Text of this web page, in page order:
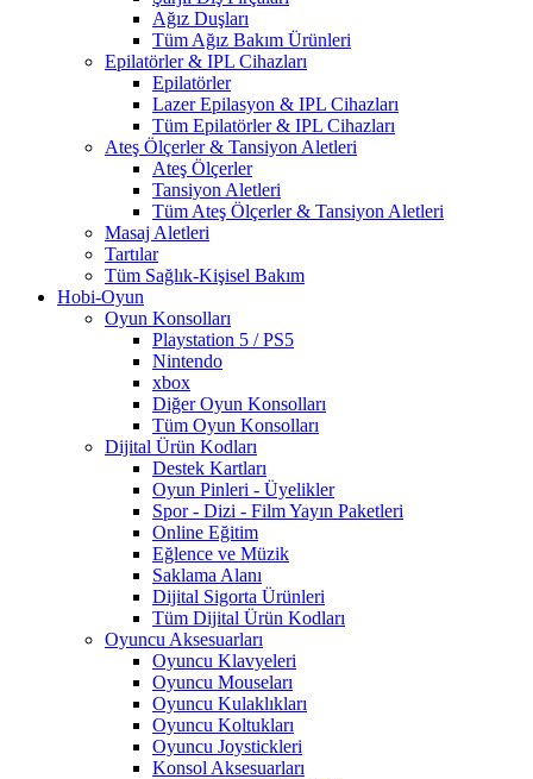
Ağız Duşları
Tüm Ağız Bakım Ürünleri
Epilatörler & IPL Cihazları
Epilatörler
Lazer Epilasyon & IPL Cihazları
Tüm Epilatörler & IPL Cihazları
Ateş Ölçerler & Tansiyon Aletleri
Ateş Ölçerler
Tansiyon Aletleri
Tüm Ateş Ölçerler & Tansiyon Aletleri
Masaj Aletleri
Tartılar
Tüm Sağlık-Kişisel Bakım
Hobi-Oyun
Oyun Konsolları
Playstation 5 / PS5
Nintendo
xbox
Diğer Oyun Konsolları
Tüm Oyun Konsolları
Dijital Ürün Kodları
Destek Kartları
Oyun Pinleri - Üyelikler
Spor - Dizi - Film Yayın Paketleri
Online Eğitim
Eğlence ve Müzik
Saklama Alanı
Dijital Sigorta Ürünleri
Tüm Dijital Ürün Kodları
Oyuncu Aksesuarları
Oyuncu Klavyeleri
Oyuncu Mouseları
Oyuncu Kulaklıkları
Oyuncu Koltukları
Oyuncu Joystickleri
Konsol Aksesuarları